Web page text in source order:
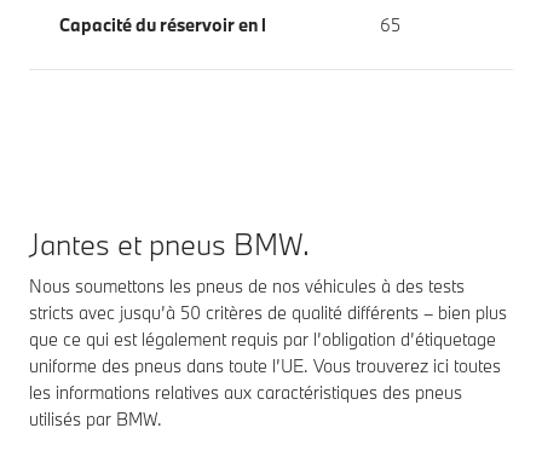
Capacité du réservoir en l 65
Jantes et pneus BMW.
Nous soumettons les pneus de nos véhicules à des tests
stricts avec jusqu’à 50 critères de qualité différents – bien plus
que ce qui est légalement requis par l’obligation d’étiquetage
uniforme des pneus dans toute l’UE. Vous trouverez ici toutes
les informations relatives aux caractéristiques des pneus
utilisés par BMW.